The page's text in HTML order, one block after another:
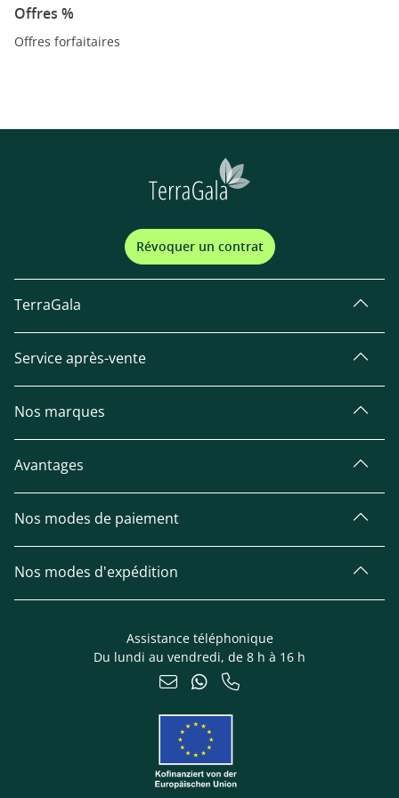
Offres %
Offres forfaitaires
Révoquer un contrat
TerraGala
Service après-vente
Nos marques
Avantages
Nos modes de paiement
Nos modes d'expédition
Assistance téléphonique
Du lundi au vendredi, de 8 h à 16 h